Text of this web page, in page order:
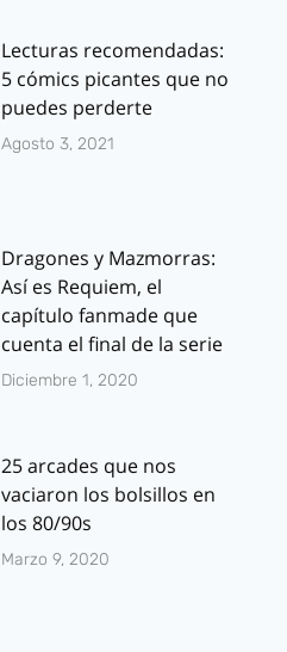
Lecturas recomendadas:
5 cómics picantes que no
puedes perderte
Agosto 3, 2021
Dragones y Mazmorras:
Así es Requiem, el
capítulo fanmade que
cuenta el final de la serie
Diciembre 1, 2020
25 arcades que nos
vaciaron los bolsillos en
los 80/90s
Marzo 9, 2020